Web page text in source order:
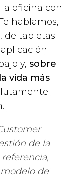
oficina con
hablamos,
de tabletas
y, sobre
vida más
de la
de